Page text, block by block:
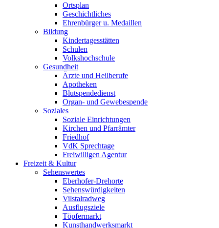
Ortsplan
Geschichtliches
Ehrenbürger u. Medaillen
Bildung
Kindertagesstätten
Schulen
Volkshochschule
Gesundheit
Ärzte und Heilberufe
Apotheken
Blutspendedienst
Organ- und Gewebespende
Soziales
Soziale Einrichtungen
Kirchen und Pfarrämter
Friedhof
VdK Sprechtage
Freiwilligen Agentur
Freizeit & Kultur
Sehenswertes
Eberhofer-Drehorte
Sehenswürdigkeiten
Vilstalradweg
Ausflugsziele
Töpfermarkt
Kunsthandwerksmarkt